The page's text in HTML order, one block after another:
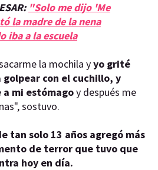
"Solo me dijo 'Me
la madre de la nena
iba a la escuela
la mochila yyo grité
golpear con el cuchillo, y
mi estómagoy después me
sostuvo.
tan solo 13 años agregó más
de terror que tuvo que
hoy en día.